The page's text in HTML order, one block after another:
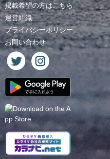
掲載希望の方はこちら
運営組織
プライバシーポリシー
お問い合わせ